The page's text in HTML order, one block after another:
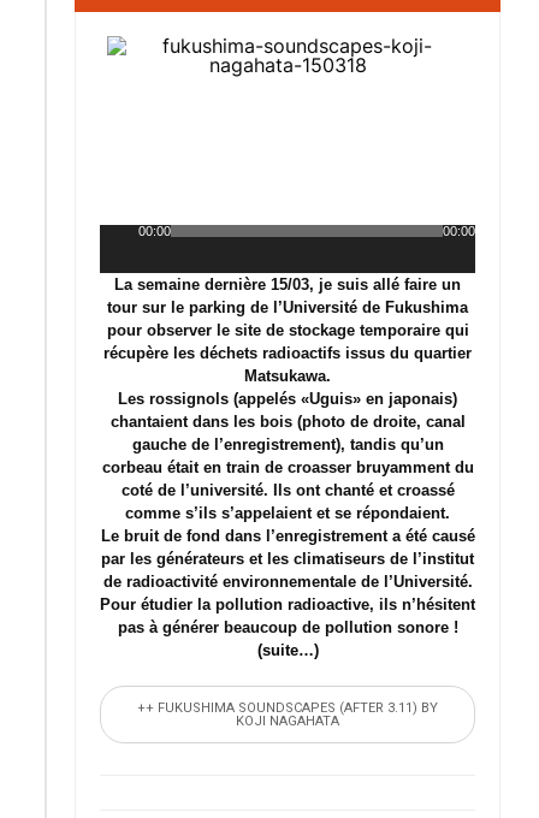
Lecteur
00:00 00:00
La semaine dernière 15/03, je suis allé faire un
tour sur le parking de l’Université de Fukushima
pour observer le site de stockage temporaire qui
récupère les déchets radioactifs issus du quartier
Matsukawa.
Les rossignols (appelés «Uguis» en japonais)
chantaient dans les bois (photo de droite, canal
gauche de l’enregistrement), tandis qu’un
corbeau était en train de croasser bruyamment du
coté de l’université. Ils ont chanté et croassé
comme s’ils s’appelaient et se répondaient.
Le bruit de fond dans l’enregistrement a été causé
par les générateurs et les climatiseurs de l’institut
de radioactivité environnementale de l’Université.
Pour étudier la pollution radioactive, ils n’hésitent
pas à générer beaucoup de pollution sonore !
(suite…)
++ FUKUSHIMA SOUNDSCAPES (AFTER 3.11) BY
KOJI NAGAHATA